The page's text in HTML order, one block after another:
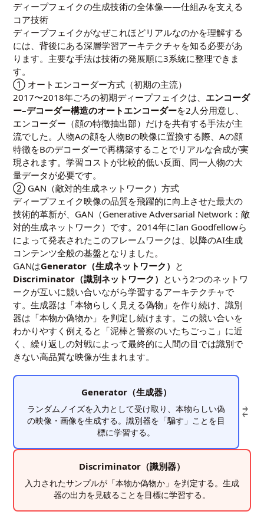
ディープフェイクの生成技術の全体像――仕組みを支える
コア技術
ディープフェイクがなぜこれほどリアルなのかを理解する
には、背後にある深層学習アーキテクチャを知る必要があ
ります。主要な手法は技術の発展順に3系統に整理できま
す。
① オートエンコーダー方式（初期の主流）
2017〜2018年ごろの初期ディープフェイクは、 エンコーダ
ー–デコーダー構造のオートエンコーダーを2人分用意し、
エンコーダー（顔の特徴抽出部）だけを共有する手法が主
流でした。人物Aの顔を人物Bの映像に置換する際、Aの顔
特徴をBのデコーダーで再構築することでリアルな合成が実
現されます。学習コストが比較的低い反面、同一人物の大
量データが必要です。
② GAN（敵対的生成ネットワーク）方式
ディープフェイク映像の品質を飛躍的に向上させた最大の
技術的革新が、GAN（Generative Adversarial Network：敵
対的生成ネットワーク）です。2014年にIan Goodfellowら
によって発表されたこのフレームワークは、以降のAI生成
コンテンツ全般の基盤となりました。
GANはGenerator（生成ネットワーク） と
Discriminator（識別ネットワーク） という2つのネットワ
ークが互いに競い合いながら学習するアーキテクチャで
す。生成器は「本物らしく見える偽物」を作り続け、識別
器は「本物か偽物か」を判定し続けます。この競い合いを
わかりやすく例えると「泥棒と警察のいたちごっこ」に近
く、繰り返しの対戦によって最終的に人間の目では識別で
きない高品質な映像が生まれます。
Generator（生成器）
ランダムノイズを入力として受け取り、本物らしい偽
の映像・画像を生成する。識別器を「騙す」ことを目
標に学習する。
⇄
Discriminator（識別器）
入力されたサンプルが「本物か偽物か」を判定する。生成
器の出力を見破ることを目標に学習する。